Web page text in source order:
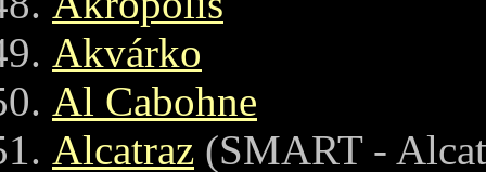
Akvárko
Al Cabohne
Alcatraz (SMART -